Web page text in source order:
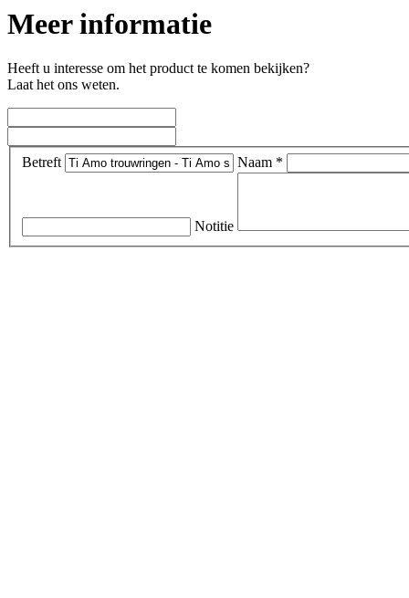
Meer informatie
Heeft u interesse om het product te komen bekijken?
Laat het ons weten.
Betreft Naam *
Notitie